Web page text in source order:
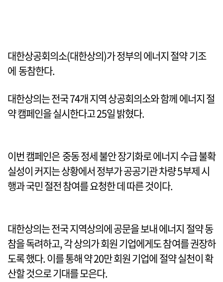
대한상공회의소(대한상의)가 정부의 에너지 절약 기조
에 동참한다.
대한상의는 전국 74개 지역 상공회의소와 함께 에너지 절
약 캠페인을 실시한다고 25일 밝혔다.
이번 캠페인은 중동 정세 불안 장기화로 에너지 수급 불확
실성이 커지는 상황에서 정부가 공공기관 차량 5부제 시
행과 국민 절전 참여를 요청한 데 따른 것이다.
대한상의는 전국 지역상의에 공문을 보내 에너지 절약 동
참을 독려하고, 각 상의가 회원 기업에게도 참여를 권장하
도록 했다. 이를 통해 약 20만 회원 기업에 절약 실천이 확
산할 것으로 기대를 모은다.